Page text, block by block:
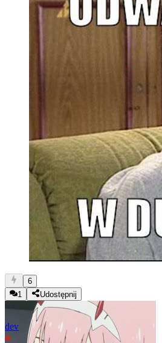
6
1
Udostępnij
dev